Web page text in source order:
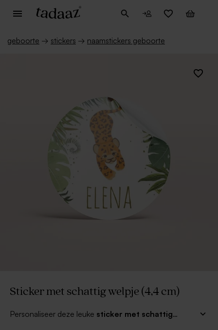
geboorte → stickers → naamstickers geboorte
Sticker met schattig welpje (4,4 cm)
Personaliseer deze leuke sticker met schattig